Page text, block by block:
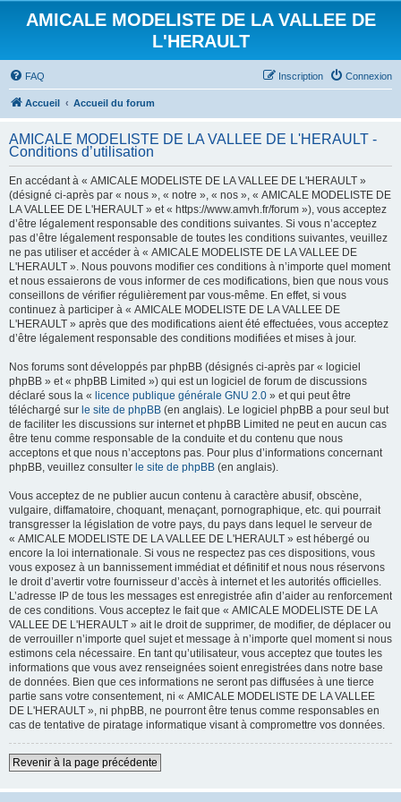
AMICALE MODELISTE DE LA VALLEE DE
L'HERAULT
FAQ Connexion
Inscription
Accueil Accueil du forum
AMICALE MODELISTE DE LA VALLEE DE L'HERAULT -
Conditions d’utilisation
En accédant à « AMICALE MODELISTE DE LA VALLEE DE L'HERAULT »
(désigné ci-après par « nous », « notre », « nos », « AMICALE MODELISTE DE
LA VALLEE DE L'HERAULT » et « https://www.amvh.fr/forum »), vous acceptez
d’être légalement responsable des conditions suivantes. Si vous n’acceptez
pas d’être légalement responsable de toutes les conditions suivantes, veuillez
ne pas utiliser et accéder à « AMICALE MODELISTE DE LA VALLEE DE
L'HERAULT ». Nous pouvons modifier ces conditions à n’importe quel moment
et nous essaierons de vous informer de ces modifications, bien que nous vous
conseillons de vérifier régulièrement par vous-même. En effet, si vous
continuez à participer à « AMICALE MODELISTE DE LA VALLEE DE
L'HERAULT » après que des modifications aient été effectuées, vous acceptez
d’être légalement responsable des conditions modifiées et mises à jour.
Nos forums sont développés par phpBB (désignés ci-après par « logiciel
phpBB » et « phpBB Limited ») qui est un logiciel de forum de discussions
déclaré sous la « licence publique générale GNU 2.0 » et qui peut être
téléchargé sur le site de phpBB (en anglais). Le logiciel phpBB a pour seul but
de faciliter les discussions sur internet et phpBB Limited ne peut en aucun cas
être tenu comme responsable de la conduite et du contenu que nous
acceptons et que nous n’acceptons pas. Pour plus d’informations concernant
phpBB, veuillez consulter le site de phpBB (en anglais).
Vous acceptez de ne publier aucun contenu à caractère abusif, obscène,
vulgaire, diffamatoire, choquant, menaçant, pornographique, etc. qui pourrait
transgresser la législation de votre pays, du pays dans lequel le serveur de
« AMICALE MODELISTE DE LA VALLEE DE L'HERAULT » est hébergé ou
encore la loi internationale. Si vous ne respectez pas ces dispositions, vous
vous exposez à un bannissement immédiat et définitif et nous nous réservons
le droit d’avertir votre fournisseur d’accès à internet et les autorités officielles.
L’adresse IP de tous les messages est enregistrée afin d’aider au renforcement
de ces conditions. Vous acceptez le fait que « AMICALE MODELISTE DE LA
VALLEE DE L'HERAULT » ait le droit de supprimer, de modifier, de déplacer ou
de verrouiller n’importe quel sujet et message à n’importe quel moment si nous
estimons cela nécessaire. En tant qu’utilisateur, vous acceptez que toutes les
informations que vous avez renseignées soient enregistrées dans notre base
de données. Bien que ces informations ne seront pas diffusées à une tierce
partie sans votre consentement, ni « AMICALE MODELISTE DE LA VALLEE
DE L'HERAULT », ni phpBB, ne pourront être tenus comme responsables en
cas de tentative de piratage informatique visant à compromettre vos données.
Revenir à la page précédente